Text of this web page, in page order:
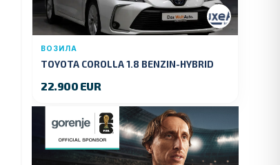
ВОЗИЛА
TOYOTA COROLLA 1.8 BENZIN-HYBRID
22.900 EUR